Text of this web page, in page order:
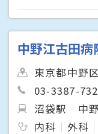
中野江古田病
東京都中野
03-3387-
沼袋駅 中
内科
外科